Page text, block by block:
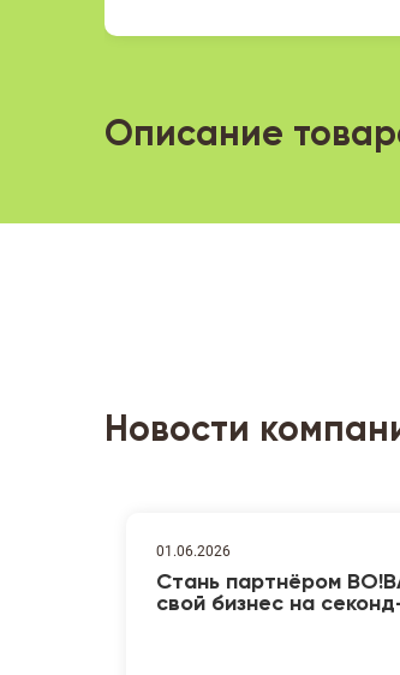
Описание
Новости
01.06.2026
Стань партнёром
свой бизнес на